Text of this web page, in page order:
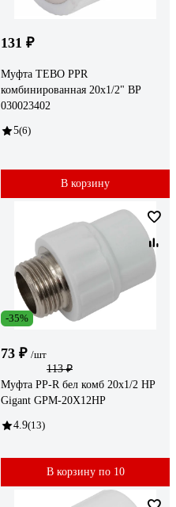
131 ₽
Муфта TEBO PPR
комбинированная 20x1/2" ВР
030023402
5(6)
В корзину
-35%
73 ₽ /шт
113 ₽
Муфта PP-R бел комб 20х1/2 НР
Gigant GPM-20X12НР
4.9(13)
В корзину по 10